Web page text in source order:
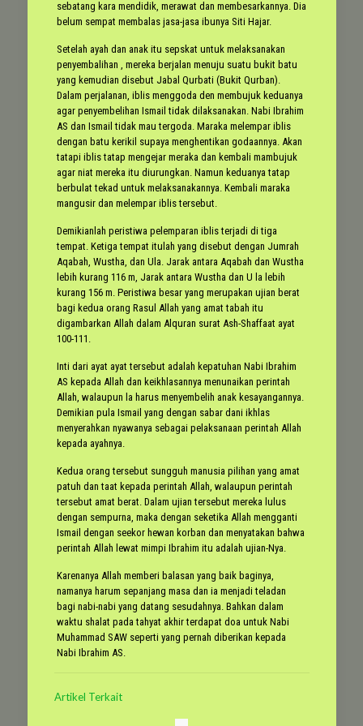
sebatang kara mendidik, merawat dan membesarkannya. Dia
belum sempat membalas jasa-jasa ibunya Siti Hajar.
Setelah ayah dan anak itu sepskat untuk melaksanakan
penyembalihan , mereka berjalan menuju suatu bukit batu
yang kemudian disebut Jabal Qurbati (Bukit Qurban).
Dalam perjalanan, iblis menggoda den membujuk keduanya
agar penyembelihan Ismail tidak dilaksanakan. Nabi Ibrahim
AS dan Ismail tidak mau tergoda. Maraka melempar iblis
dengan batu kerikil supaya menghentikan godaannya. Akan
tatapi iblis tatap mengejar meraka dan kembali mambujuk
agar niat mereka itu diurungkan. Namun keduanya tatap
berbulat tekad untuk melaksanakannya. Kembali maraka
mangusir dan melempar iblis tersebut.
Demikianlah peristiwa pelemparan iblis terjadi di tiga
tempat. Ketiga tempat itulah yang disebut dengan Jumrah
Aqabah, Wustha, dan Ula. Jarak antara Aqabah dan Wustha
lebih kurang 116 m, Jarak antara Wustha dan U la lebih
kurang 156 m. Peristiwa besar yang merupakan ujian berat
bagi kedua orang Rasul Allah yang amat tabah itu
digambarkan Allah dalam Alquran surat Ash-Shaffaat ayat
100-111.
Inti dari ayat ayat tersebut adalah kepatuhan Nabi Ibrahim
AS kepada Allah dan keikhlasannya menunaikan perintah
Allah, walaupun la harus menyembelih anak kesayangannya.
Demikian pula Ismail yang dengan sabar dani ikhlas
menyerahkan nyawanya sebagai pelaksanaan perintah Allah
kepada ayahnya.
Kedua orang tersebut sungguh manusia pilihan yang amat
patuh dan taat kepada perintah Allah, walaupun perintah
tersebut amat berat. Dalam ujian tersebut mereka lulus
dengan sempurna, maka dengan seketika Allah mengganti
Ismail dengan seekor hewan korban dan menyatakan bahwa
perintah Allah lewat mimpi Ibrahim itu adalah ujian-Nya.
Karenanya Allah memberi balasan yang baik baginya,
namanya harum sepanjang masa dan ia menjadi teladan
bagi nabi-nabi yang datang sesudahnya. Bahkan dalam
waktu shalat pada tahyat akhir terdapat doa untuk Nabi
Muhammad SAW seperti yang pernah diberikan kepada
Nabi Ibrahim AS.
Artikel Terkait